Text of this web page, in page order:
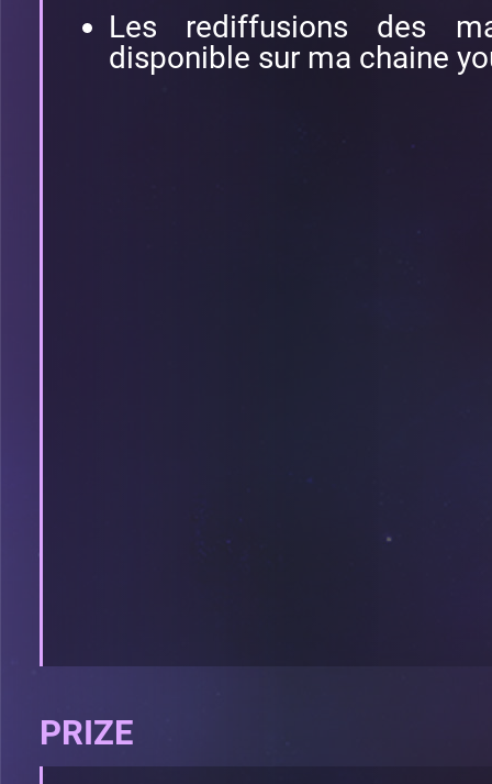
Les rediffusions des
disponible sur ma chaine
PRIZE